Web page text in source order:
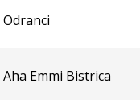
Odranci
Aha Emmi Bistrica